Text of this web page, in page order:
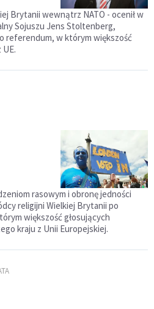
Brytanii wewnątrz NATO - ocenił w
Sojuszu Jens Stoltenberg,
referendum, w którym większość
rasowym i obronę jedności
religijni Wielkiej Brytanii po
większość głosujących
kraju z Unii Europejskiej.